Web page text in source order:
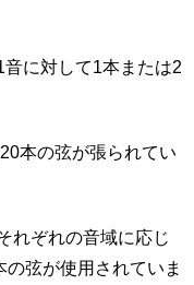
に対して1本または2
本の弦が張られてい
れぞれの音域に応じ
弦が使用されていま